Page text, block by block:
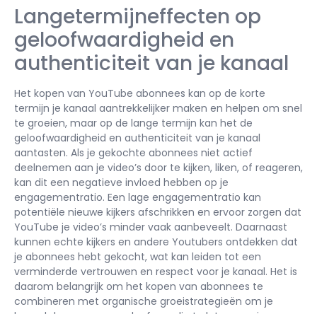
Langetermijneffecten op
geloofwaardigheid en
authenticiteit van je kanaal
Het kopen van YouTube abonnees kan op de korte
termijn je kanaal aantrekkelijker maken en helpen om snel
te groeien, maar op de lange termijn kan het de
geloofwaardigheid en authenticiteit van je kanaal
aantasten. Als je gekochte abonnees niet actief
deelnemen aan je video’s door te kijken, liken, of reageren,
kan dit een negatieve invloed hebben op je
engagementratio. Een lage engagementratio kan
potentiële nieuwe kijkers afschrikken en ervoor zorgen dat
YouTube je video’s minder vaak aanbeveelt. Daarnaast
kunnen echte kijkers en andere Youtubers ontdekken dat
je abonnees hebt gekocht, wat kan leiden tot een
verminderde vertrouwen en respect voor je kanaal. Het is
daarom belangrijk om het kopen van abonnees te
combineren met organische groeistrategieën om je